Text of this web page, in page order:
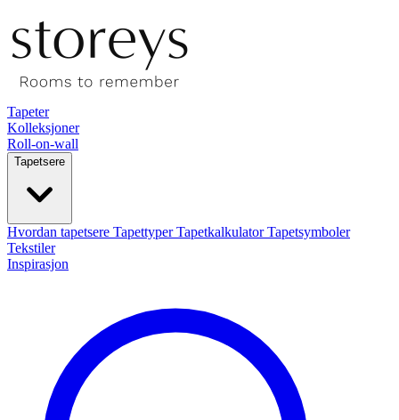
Tapeter
Kolleksjoner
Roll-on-wall
Tapetsere
Hvordan tapetsere TapettyperTapetkalkulatorTapetsymboler
Tekstiler
Inspirasjon